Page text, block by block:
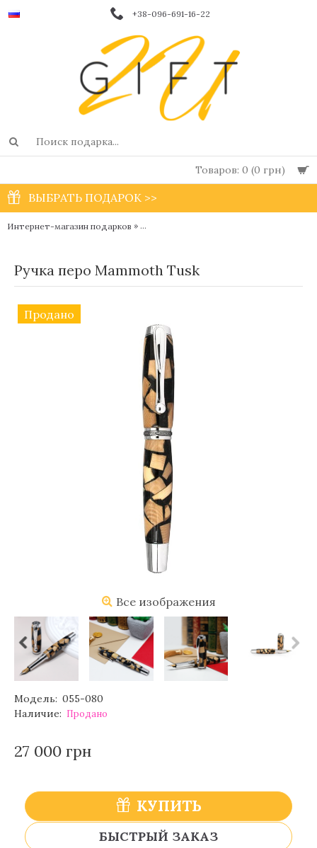
+38-096-691-16-22
Товаров: 0 (0 грн)
ВЫБРАТЬ ПОДАРОК >>
Интернет-магазин подарков » Дизайнерские шариковые и перьевые
Ручка перо Mammoth Tusk
Продано
Все изображения
Модель: 055-080
Наличие: Продано
27 000 грн
КУПИТЬ
БЫСТРЫЙ ЗАКАЗ